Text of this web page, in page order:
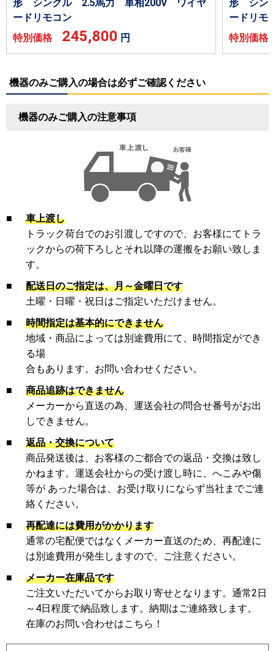
形 シングル 2.5馬力 単相200V ワイヤ
ードリモコン
特別価格 245,800 円
形 シン
ードリモ
特別価
機器のみご購入の場合は必ずご確認ください
機器のみご購入の注意事項
■
車上渡し
トラック荷台でのお引渡しですので、お客様にてトラ
ックからの荷下ろしとそれ以降の運搬をお願い致しま
す。
■
配送日のご指定は、月～金曜日です
土曜・日曜・祝日はご指定いただけません。
■
時間指定は基本的にできません
地域・商品によっては別途費用にて、時間指定ができ
る場
合もあります。お問い合わせください。
■
商品追跡はできません
メーカーから直送の為、運送会社の問合せ番号がお出
しできません。
■
返品・交換について
商品発送後は、お客様のご都合での返品・交換は致し
かねます。運送会社からの受け渡し時に、へこみや傷
等が あった場合は、お受け取りにならず当社までご連
絡ください。
■
再配達には費用がかかります
通常の宅配便ではなくメーカー直送のため、再配達に
は別途費用が発生しますので、ご注意ください。
■
メーカー在庫品です
ご注文いただいてからお取り寄せとなります。通常2日
～4日程度で納品致します。納期はご連絡致します。
在庫のお問い合わせはこちら！